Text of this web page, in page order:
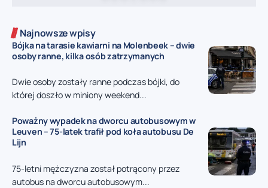
Najnowsze wpisy
Bójka na tarasie kawiarni na Molenbeek – dwie
osoby ranne, kilka osób zatrzymanych
Dwie osoby zostały ranne podczas bójki, do
której doszło w miniony weekend...
Poważny wypadek na dworcu autobusowym w
Leuven – 75-latek trafił pod koła autobusu De
Lijn
75-letni mężczyzna został potrącony przez
autobus na dworcu autobusowym...